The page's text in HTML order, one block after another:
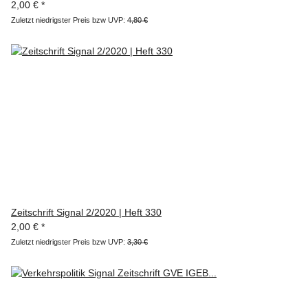
2,00 € *
Zuletzt niedrigster Preis bzw UVP: 4,80 €
Zeitschrift Signal 2/2020 | Heft 330
2,00 € *
Zuletzt niedrigster Preis bzw UVP: 3,30 €